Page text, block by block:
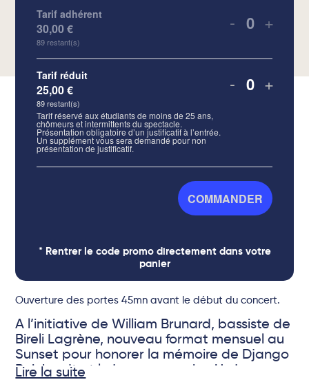
Tarif adhérent
30,00€
89 restant(s)
- Quantité
+
Tarif réduit
Tarif réservé aux étudiants de moins de 25 ans,
chômeurs et intermittents du spectacle.
Présentation obligatoire d’un justificatif à l’entrée.
Un supplément vous sera demandé pour non
présentation de justificatif.
25,00€
89restant(s)
- Quantité
+
COMMANDER
* Rentrer le code promo directement dans votre
panier
Ouverture des portes 45mn avant le début du concert.
A l’initiative de William Brunard, bassiste de
Bireli Lagrène, nouveau format mensuel au
Sunset pour honorer la mémoire de Django
Reinhardt et le jazz manouche. Un jeune
Lire la suite